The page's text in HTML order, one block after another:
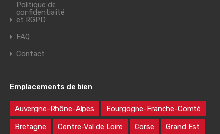
Politique de
confidentialité
et RGPD
FAQ
Contact
Emplacements de bien
Auvergne-Rhône-Alpes Bourgogne-Franche-Comté
Bretagne Centre-Val de Loire Corse Grand Est